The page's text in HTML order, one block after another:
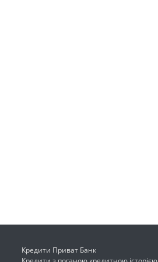
Кредити Приват Банк